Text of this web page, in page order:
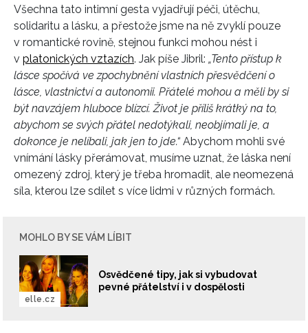
Všechna tato intimní gesta vyjadřují péči, útěchu,
solidaritu a lásku, a přestože jsme na ně zvyklí pouze
v romantické rovině, stejnou funkci mohou nést i
v platonických vztazích. Jak píše Jibril: „Tento přístup k
lásce spočívá ve zpochybnění vlastních přesvědčení o
lásce, vlastnictví a autonomii. Přátelé mohou a měli by si
být navzájem hluboce blízcí. Život je příliš krátký na to,
abychom se svých přátel nedotýkali, neobjímali je, a
dokonce je nelíbali, jak jen to jde.“ Abychom mohli své
vnímání lásky přerámovat, musíme uznat, že láska není
omezený zdroj, který je třeba hromadit, ale neomezená
síla, kterou lze sdílet s více lidmi v různých formách.
MOHLO BY SE VÁM LÍBIT
Osvědčené tipy, jak si vybudovat
pevné přátelství i v dospělosti
elle.cz